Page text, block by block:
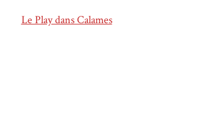
Le Play dans Calames